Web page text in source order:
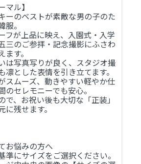
マル】
ーのベストが素敵な男の子のた
。
フが上品に映え、入園式・入学
三のご参拝・記念撮影にふさわ
す。
は写真写りが良く、スタジオ撮
凛とした表情を引き立てます。
スムーズ、動きやすい軽やか仕
のセレモニーでも安心。
で、お祝い後も大切な「正装」
残せます。
お悩みの方へ
準にサイズをご選択ください。